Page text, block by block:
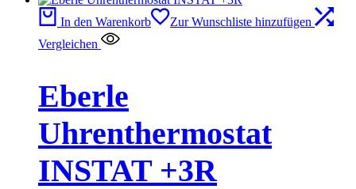
In den Warenkorb
Zur Wunschliste hinzufügen
Vergleichen
Eberle
Uhrenthermostat
INSTAT +3R